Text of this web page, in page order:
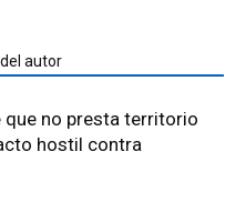
autor
que no presta territorio
hostil contra